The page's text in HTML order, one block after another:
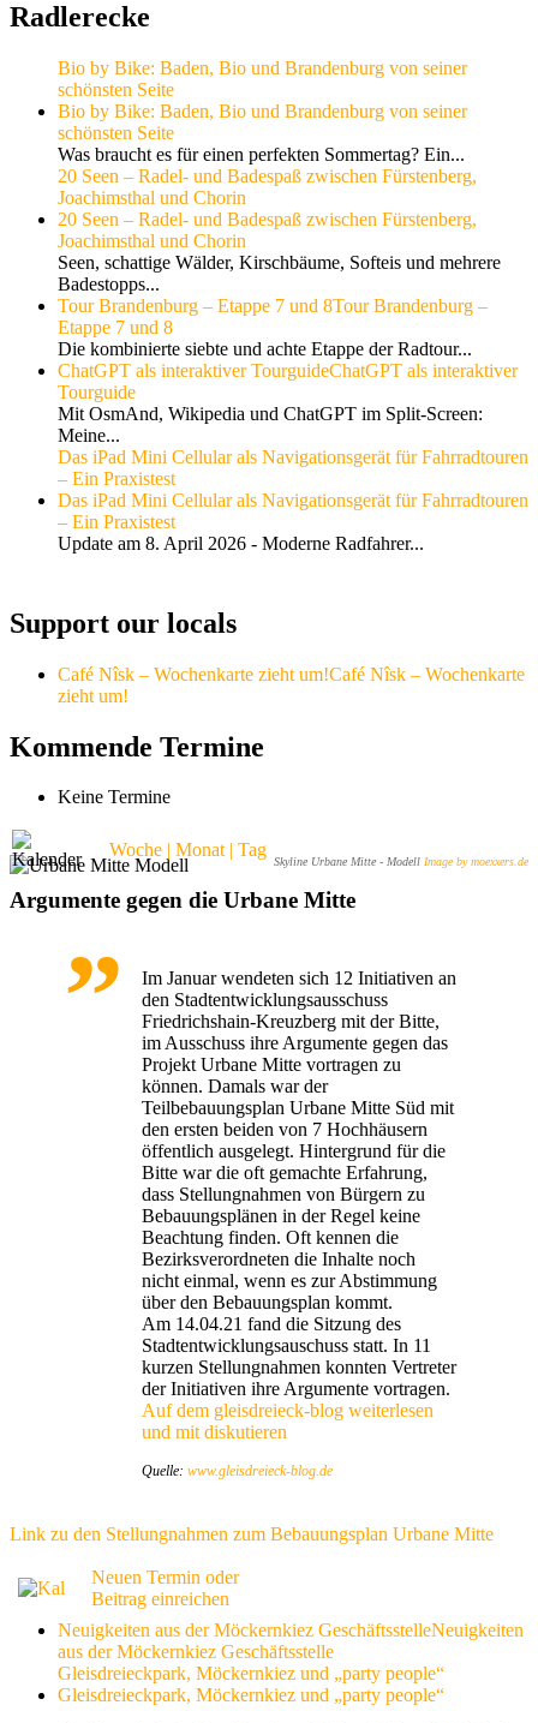
Radlerecke
Bio by Bike: Baden, Bio und Brandenburg von seiner
schönsten Seite
Bio by Bike: Baden, Bio und Brandenburg von seiner
schönsten Seite
Was braucht es für einen perfekten Sommertag? Ein...
20 Seen – Radel- und Badespaß zwischen Fürstenberg,
Joachimsthal und Chorin
20 Seen – Radel- und Badespaß zwischen Fürstenberg,
Joachimsthal und Chorin
Seen, schattige Wälder, Kirschbäume, Softeis und mehrere
Badestopps...
Tour Brandenburg – Etappe 7 und 8Tour Brandenburg –
Etappe 7 und 8
Die kombinierte siebte und achte Etappe der Radtour...
ChatGPT als interaktiver TourguideChatGPT als interaktiver
Tourguide
Mit OsmAnd, Wikipedia und ChatGPT im Split-Screen:
Meine...
Das iPad Mini Cellular als Navigationsgerät für Fahrradtouren
– Ein Praxistest
Das iPad Mini Cellular als Navigationsgerät für Fahrradtouren
– Ein Praxistest
Update am 8. April 2026 - Moderne Radfahrer...
Support our locals
Café Nîsk – Wochenkarte zieht um!Café Nîsk – Wochenkarte
zieht um!
Kommende Termine
Keine Termine
Woche | Monat | Tag
Skyline Urbane Mitte - Modell Image by moexxers.de
Argumente gegen die Urbane Mitte
Im Januar wendeten sich 12 Initiativen an
den Stadtentwicklungsausschuss
Friedrichshain-Kreuzberg mit der Bitte,
im Ausschuss ihre Argumente gegen das
Projekt Urbane Mitte vortragen zu
können. Damals war der
Teilbebauungsplan Urbane Mitte Süd mit
den ersten beiden von 7 Hochhäusern
öffentlich ausgelegt. Hintergrund für die
Bitte war die oft gemachte Erfahrung,
dass Stellungnahmen von Bürgern zu
Bebauungsplänen in der Regel keine
Beachtung finden. Oft kennen die
Bezirksverordneten die Inhalte noch
nicht einmal, wenn es zur Abstimmung
über den Bebauungsplan kommt.
Am 14.04.21 fand die Sitzung des
Stadtentwicklungsauschuss statt. In 11
kurzen Stellungnahmen konnten Vertreter
der Initiativen ihre Argumente vortragen.
Auf dem gleisdreieck-blog weiterlesen
und mit diskutieren
Quelle: www.gleisdreieck-blog.de
Link zu den Stellungnahmen zum Bebauungsplan Urbane Mitte
Neuen Termin oder
Beitrag einreichen
Neuigkeiten aus der Möckernkiez GeschäftsstelleNeuigkeiten
aus der Möckernkiez Geschäftsstelle
Gleisdreieckpark, Möckernkiez und „party people“
Gleisdreieckpark, Möckernkiez und „party people“